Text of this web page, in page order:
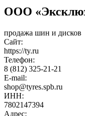
ООО
продажа шин и дисков
Сайт:
https://ty.ru
Телефон:
8 (812) 325-21-21
E-mail:
shop@tyres.spb.ru
ИНН:
7802147394
Адрес: